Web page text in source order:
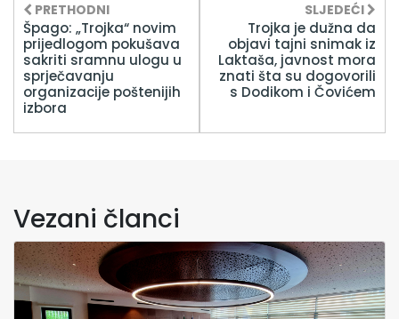
PRETHODNI
Špago: „Trojka“ novim
prijedlogom pokušava
sakriti sramnu ulogu u
sprječavanju
organizacije poštenijih
izbora
SLJEDEĆI
Trojka je dužna da
objavi tajni snimak iz
Laktaša, javnost mora
znati šta su dogovorili
s Dodikom i Čovićem
Vezani članci